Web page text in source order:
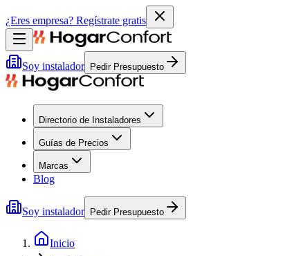
¿Eres empresa? Regístrate gratis
Soy instalador Pedir Presupuesto
Directorio de Instaladores
Guías de Precios
Marcas
Blog
Soy instalador Pedir Presupuesto
Inicio